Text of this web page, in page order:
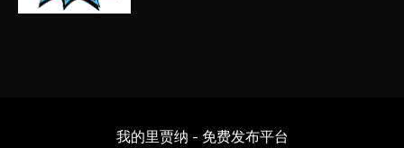
我的里贾纳 - 免费发布平台